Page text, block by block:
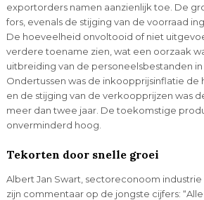
exportorders namen aanzienlijk toe. De
fors, evenals de stijging van de voorraad
De hoeveelheid onvoltooid of niet
verdere toename zien, wat een oorzaak
uitbreiding van de personeelsbestanden in
Ondertussen was de inkoopprijsinflatie de
en de stijging van de verkoopprijzen was
meer dan twee jaar. De toekomstige
onverminderd hoog.
Tekorten door snelle groei
Albert Jan Swart, sectoreconoom industrie
zijn commentaar op de jongste cijfers: